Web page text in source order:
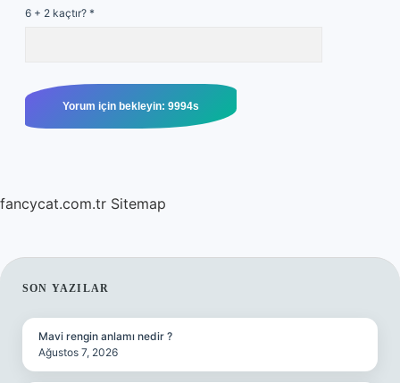
6 + 2 kaçtır? *
fancycat.com.tr Sitemap
SIDEBAR
SON YAZILAR
Mavi rengin anlamı nedir ?
Ağustos 7, 2026